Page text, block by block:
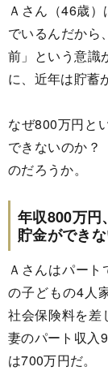
Ａさん（46歳
でいるんだから
前」という意識
に、近年は貯蓄
なぜ800万円と
できないのか
のだろうか。
年収800万円
貯金ができな
Ａさんはパー
の子どもの4人
社会保険料を差
妻のパート収入
は700万円だ。